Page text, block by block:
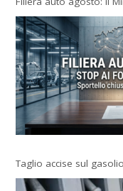
Taglio accise sul